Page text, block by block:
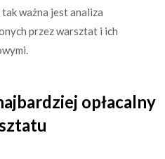
ważna jest analiza
przez warsztat i ich
opłacalny